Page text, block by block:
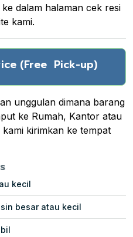
dalam halaman cek resi
kami.
(Free Pick-up)
unggulan dimana barang
ke Rumah, Kantor atau
kirimkan ke tempat
kecil
besar atau kecil